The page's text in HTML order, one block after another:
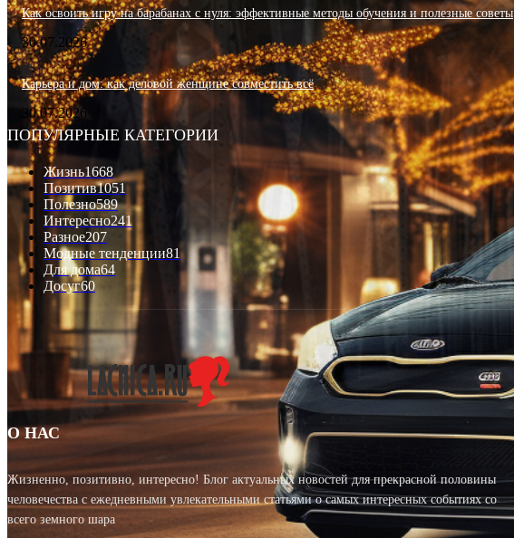
Как освоить игру на барабанах с нуля: эффективные методы обучения и полезные советы
30.07.2026
Карьера и дом: как деловой женщине совместить всё
30.07.2026
ПОПУЛЯРНЫЕ КАТЕГОРИИ
Жизнь1668
Позитив1051
Полезно589
Интересно241
Разное207
Модные тенденции81
Для дома64
Досуг60
О НАС
Жизненно, позитивно, интересно! Блог актуальных новостей для прекрасной половины
человечества с ежедневными увлекательными статьями о самых интересных событиях со
всего земного шара